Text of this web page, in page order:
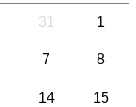
31 1
7 8
14 15